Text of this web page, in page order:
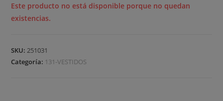
Este producto no está disponible porque no quedan
existencias.
SKU:251031
Categoría: 131-VESTIDOS